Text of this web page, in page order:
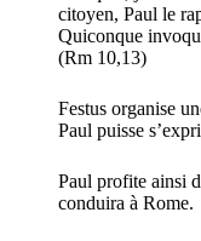
citoyen, Paul le
Quiconque
(Rm 10,13)
Festus organise
Paul puisse
Paul profite ainsi
conduira à Rome.